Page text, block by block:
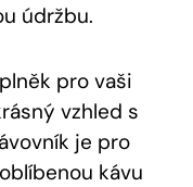
údržbu.
pro vaši
vzhled s
je pro
kávu